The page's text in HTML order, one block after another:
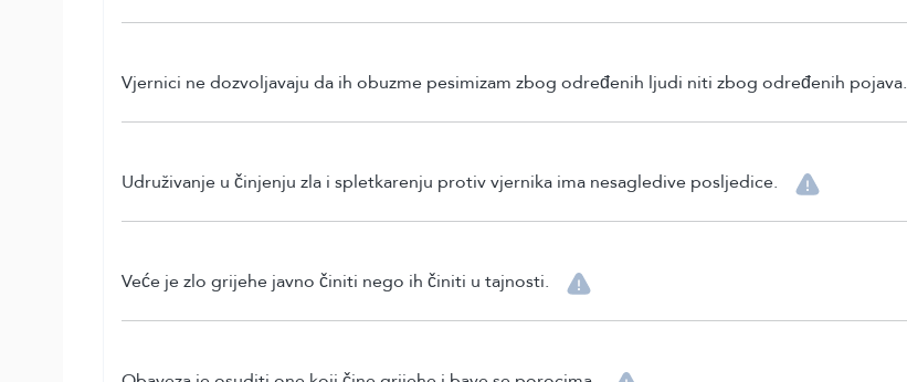
Vjernici ne dozvoljavaju da ih obuzme pesimizam zbog određenih ljudi niti zbog određenih pojava.
Udruživanje u činjenju zla i spletkarenju protiv vjernika ima nesagledive posljedice.
Veće je zlo grijehe javno činiti nego ih činiti u tajnosti.